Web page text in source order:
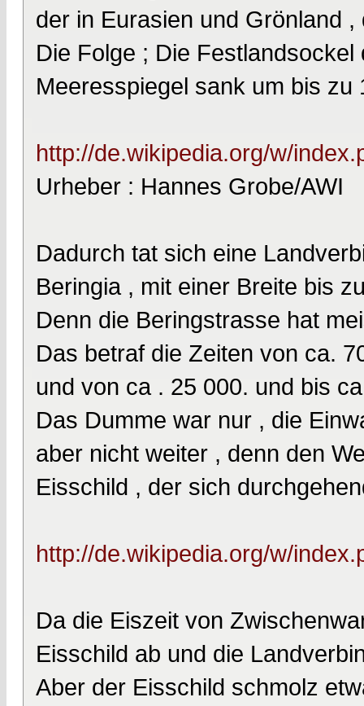
der in Eurasien und Grönland
Die Folge ; Die
Meeresspiegel sank um bis zu
http://de.wikipedia.org/w/
Urheber : Hannes Grobe/AWI
Dadurch tat sich eine
Beringia , mit einer Breite bis
Denn die Beringstrasse hat
Das betraf die Zeiten von ca.
und von ca . 25 000. und bis
Das Dumme war nur , die
aber nicht weiter , denn den
Eisschild , der sich
http://de.wikipedia.org/w/
Da die Eiszeit von
Eisschild ab und die
Aber der Eisschild schmolz